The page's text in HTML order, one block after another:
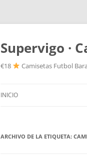
Supervigo ·
€18 Camisetas Futbol
INICIO
ARCHIVO DE LA ETIQUETA: